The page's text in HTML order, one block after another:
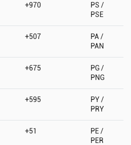
+970
PS /
PSE
+507
PA /
PAN
+675
PG /
PNG
+595
PY /
PRY
+51
PE /
PER